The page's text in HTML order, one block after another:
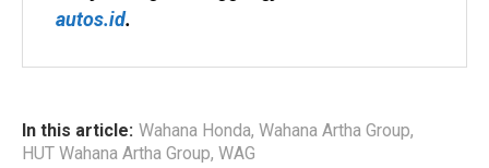
autos.id.
In this article: Wahana Honda, Wahana Artha Group,
HUT Wahana Artha Group, WAG